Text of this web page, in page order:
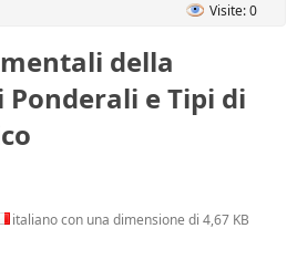
Visite: 0
della
Ponderali e Tipi di
italiano con una dimensione di 4,67 KB